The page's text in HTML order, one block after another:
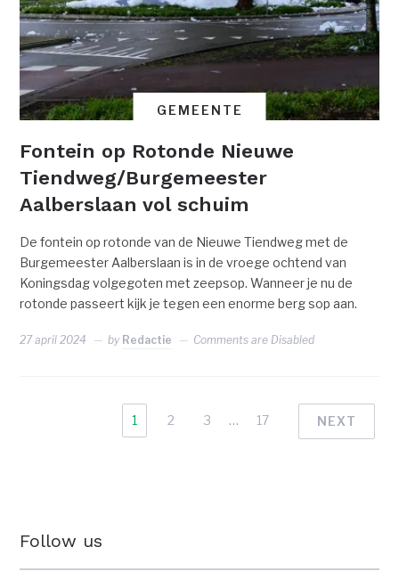
GEMEENTE
Fontein op Rotonde Nieuwe
Tiendweg/Burgemeester
Aalberslaan vol schuim
De fontein op rotonde van de Nieuwe Tiendweg met de
Burgemeester Aalberslaan is in de vroege ochtend van
Koningsdag volgegoten met zeepsop. Wanneer je nu de
rotonde passeert kijk je tegen een enorme berg sop aan.
27 april 2024 by Redactie Comments are Disabled
1 2 3 … 17 NEXT
Follow us